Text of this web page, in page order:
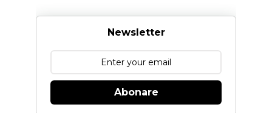
Newsletter
Abonare